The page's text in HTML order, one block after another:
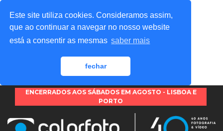
Este site utiliza cookies. Consideramos assim,
que ao continuar a navegar no nosso website
está a consentir as mesmas saber mais
fechar
ENCERRADOS AOS SÁBADOS EM AGOSTO - LISBOA E
PORTO